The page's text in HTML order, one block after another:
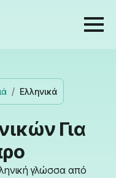
Ελληνικά
Για
γλώσσα από